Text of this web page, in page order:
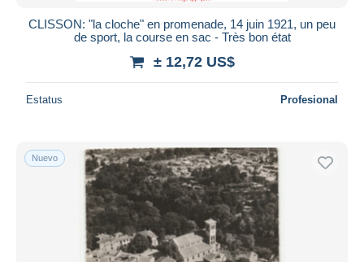
CLISSON: "la cloche" en promenade, 14 juin 1921, un peu
de sport, la course en sac - Très bon état
± 12,72 US$
Estatus Profesional
Nuevo